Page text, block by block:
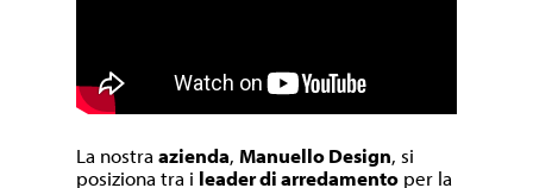
La nostraazienda, Manuello Design, si
posiziona tra i leader di arredamento per la